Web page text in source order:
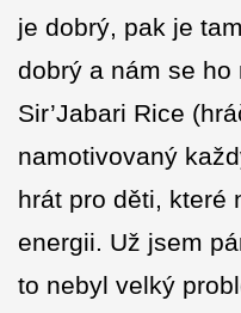
je dobrý, pak je
dobrý a nám se ho
Sir’Jabari Rice
namotivovaný
hrát pro děti, které
energii. Už jsem
to nebyl velký